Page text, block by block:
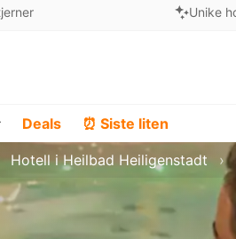
Unike
Deals ⏰ Siste liten
Hotell i Heilbad Heiligenstadt